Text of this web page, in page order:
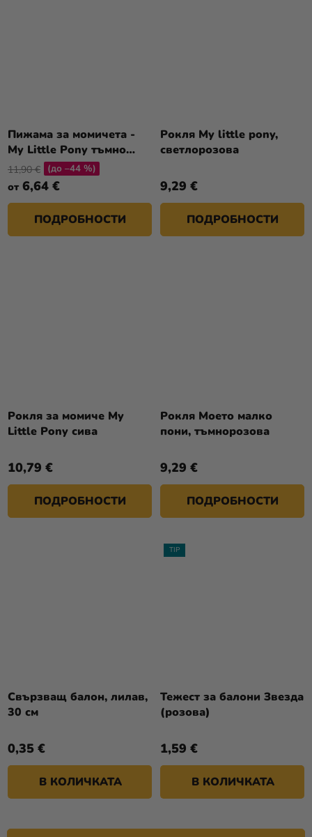
Пижама за момичета -
My Little Pony тъмно
розова
от 6,64 €
11,90 € (до –44 %)
ПОДРОБНОСТИ
Рокля My little pony,
светлорозова
9,29 €
ПОДРОБНОСТИ
Рокля за момиче My
Little Pony сива
10,79 €
ПОДРОБНОСТИ
Рокля Моето малко
пони, тъмнорозова
9,29 €
ПОДРОБНОСТИ
Свързващ балон, лилав,
30 см
0,35 €
В КОЛИЧКАТА
TIP
Тежест за балони Звезда
(розова)
1,59 €
В КОЛИЧКАТА